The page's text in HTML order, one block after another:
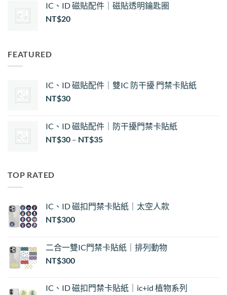
IC、ID 磁貼配件｜磁貼透明鑰匙圈
NT$20
FEATURED
IC、ID 磁貼配件｜雙IC 防干擾 門禁卡貼紙
NT$30
IC、ID 磁貼配件｜防干擾門禁卡貼紙
NT$30 – NT$35價
NT$35
TOP RATED
IC、ID 磁扣門禁卡貼紙｜太空人款
NT$300
二合一雙IC門禁卡貼紙｜排列動物
NT$300
IC、ID 磁扣門禁卡貼紙｜ic+id 植物系列